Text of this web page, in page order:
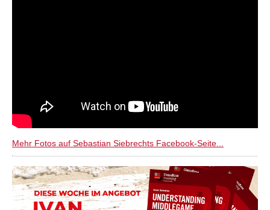
Mehr Fotos auf Sebastian Siebrechts Facebook-Seite...